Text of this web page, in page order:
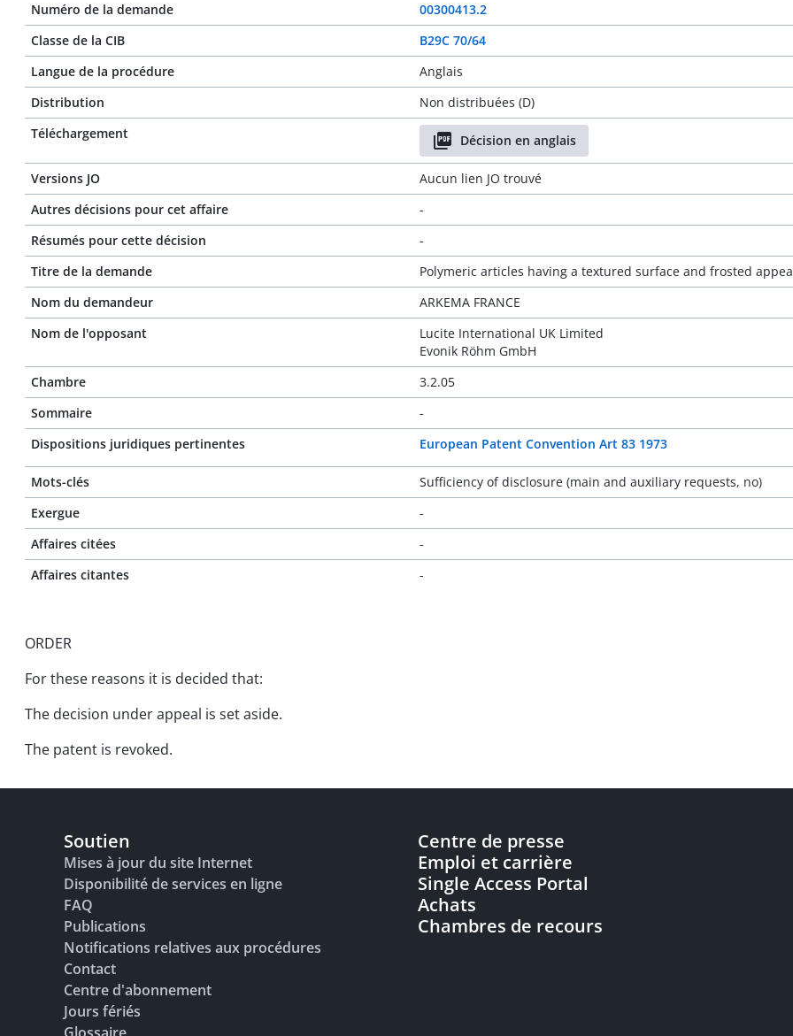
Numéro de la demande
00300413.2
Classe de la CIB
B29C 70/64
Langue de la procédure
Anglais
Distribution
Non distribuées (D)
Téléchargement
Décision en anglais
Versions JO
Aucun lien JO trouvé
Autres décisions pour cet affaire
-
Résumés pour cette décision
-
Titre de la demande
Polymeric articles having a textured surface and frosted
Nom du demandeur
ARKEMA FRANCE
Nom de l'opposant
Lucite International UK Limited
Evonik Röhm GmbH
Chambre
3.2.05
Sommaire
-
Dispositions juridiques pertinentes
European Patent Convention Art 83 1973
Mots-clés
Sufficiency of disclosure (main and auxiliary requests, no)
Exergue
-
Affaires citées
-
Affaires citantes
-
ORDER
For these reasons it is decided that:
The decision under appeal is set aside.
The patent is revoked.
Soutien
Mises à jour du site Internet
Disponibilité de services en ligne
FAQ
Publications
Notifications relatives aux procédures
Contact
Centre d'abonnement
Jours fériés
Centre de presse
Emploi et carrière
Single Access Portal
Achats
Chambres de recours